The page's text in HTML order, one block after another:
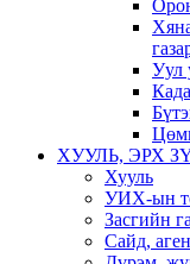
Уул
ХУУЛЬ, ЭРХ
Хууль
УИХ-ын
Засгийн
Сайд,